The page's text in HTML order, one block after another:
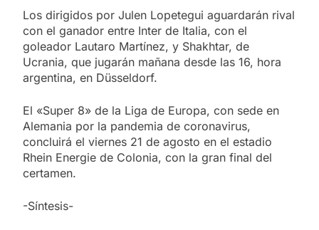
Los dirigidos por Julen Lopetegui aguardarán rival
con el ganador entre Inter de Italia, con el
goleador Lautaro Martínez, y Shakhtar, de
Ucrania, que jugarán mañana desde las 16, hora
argentina, en Düsseldorf.
El «Super 8» de la Liga de Europa, con sede en
Alemania por la pandemia de coronavirus,
concluirá el viernes 21 de agosto en el estadio
Rhein Energie de Colonia, con la gran final del
certamen.
-Síntesis-